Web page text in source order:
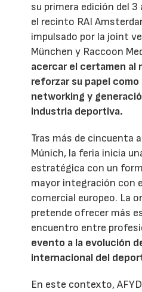
su primera edición del 3
el recinto RAI
impulsado por la joint
München y Raccoon
acercar el certamen al
reforzar su papel
networking y
industria deportiva.
Tras más de cincuenta
Múnich, la feria inicia
estratégica con un
mayor integración con
comercial europeo. La
pretende ofrecer más
encuentro entre
evento a la evolución
internacional del
En este contexto,